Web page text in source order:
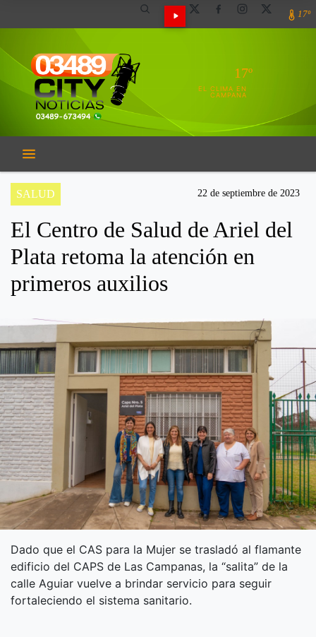
17º
17º
EL CLIMA EN
CAMPANA
SALUD 22 de septiembre de 2023
El Centro de Salud de Ariel del
Plata retoma la atención en
primeros auxilios
Dado que el CAS para la Mujer se trasladó al flamante
edificio del CAPS de Las Campanas, la “salita” de la
calle Aguiar vuelve a brindar servicio para seguir
fortaleciendo el sistema sanitario.